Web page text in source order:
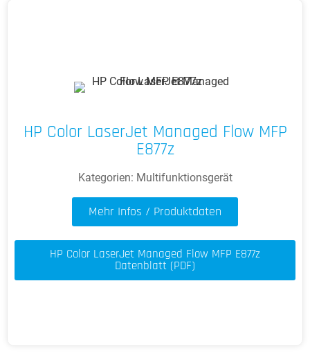
HP Color LaserJet Managed Flow MFP
E877z
Kategorien: Multifunktionsgerät
Mehr Infos / Produktdaten
HP Color LaserJet Managed Flow MFP E877z
Datenblatt (PDF)